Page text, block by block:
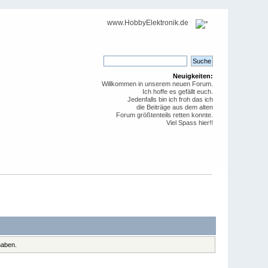
www.HobbyElektronik.de
Neuigkeiten:
Willkommen in unserem neuen Forum.
Ich hoffe es gefällt euch.
Jedenfalls bin ich froh das ich
die Beiträge aus dem alten
Forum größtenteils retten konnte.
Viel Spass hier!!